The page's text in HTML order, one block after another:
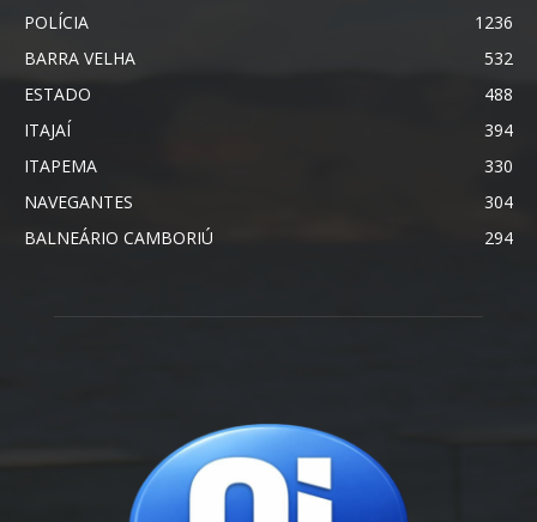
POLÍCIA
1236
BARRA VELHA
532
ESTADO
488
ITAJAÍ
394
ITAPEMA
330
NAVEGANTES
304
BALNEÁRIO CAMBORIÚ
294